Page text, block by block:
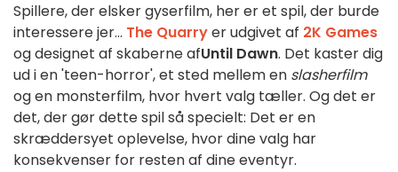
Spillere, der elsker gyserfilm, her er et spil, der burde
interessere jer... The Quarryer udgivet af 2K Games
og designet af skaberne afUntil Dawn. Det kaster dig
ud i en 'teen-horror', et sted mellem en slasherfilm
og en monsterfilm, hvor hvert valg tæller. Og det er
det, der gør dette spil så specielt: Det er en
skræddersyet oplevelse, hvor dine valg har
konsekvenser for resten af dine eventyr.